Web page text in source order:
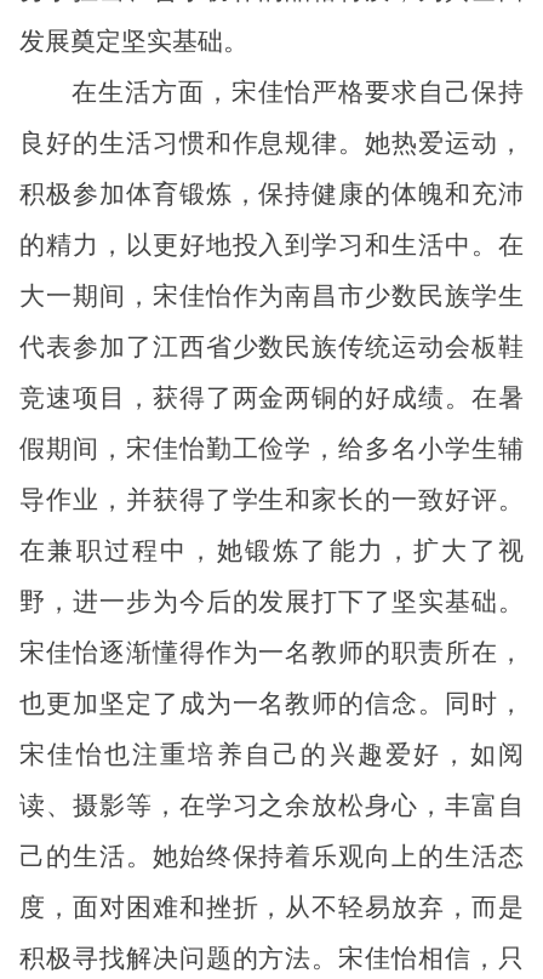
发展奠定坚实基础。
在生活方面，宋佳怡严格要求自己保持
良好的生活习惯和作息规律。她热爱运动，
积极参加体育锻炼，保持健康的体魄和充沛
的精力，以更好地投入到学习和生活中。在
大一期间，宋佳怡作为南昌市少数民族学生
代表参加了江西省少数民族传统运动会板鞋
竞速项目，获得了两金两铜的好成绩。在暑
假期间，宋佳怡勤工俭学，给多名小学生辅
导作业，并获得了学生和家长的一致好评。
在兼职过程中，她锻炼了能力，扩大了视
野，进一步为今后的发展打下了坚实基础。
宋佳怡逐渐懂得作为一名教师的职责所在，
也更加坚定了成为一名教师的信念。同时，
宋佳怡也注重培养自己的兴趣爱好，如阅
读、摄影等，在学习之余放松身心，丰富自
己的生活。她始终保持着乐观向上的生活态
度，面对困难和挫折，从不轻易放弃，而是
积极寻找解决问题的方法。宋佳怡相信，只